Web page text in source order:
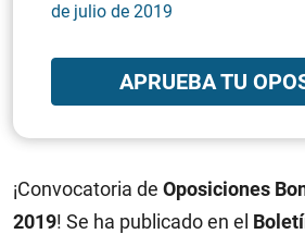
de julio de 2019
APRUEBA TU
¡Convocatoria de Oposiciones
2019! Se ha publicado en el